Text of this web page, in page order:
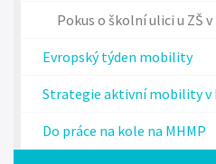
Pokus o školní ulici u ZŠ
Evropský týden mobility
Strategie aktivní mobility v
Do práce na kole na MHMP